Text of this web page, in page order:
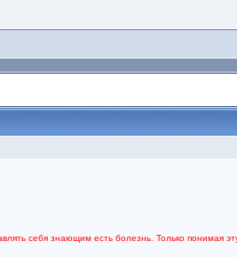
себя знающим есть болезнь. Только понимая